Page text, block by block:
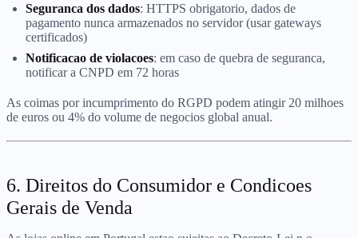
Seguranca dos dados: HTTPS obrigatorio, dados de
pagamento nunca armazenados no servidor (usar gateways
certificados)
Notificacao de violacoes: em caso de quebra de seguranca,
notificar a CNPD em 72 horas
As coimas por incumprimento do RGPD podem atingir 20 milhoes
de euros ou 4% do volume de negocios global anual.
6. Direitos do Consumidor e Condicoes
Gerais de Venda